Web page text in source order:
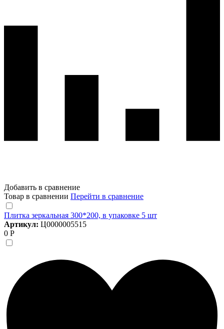
Добавить в сравнение
Товар в сравнении Перейти в сравнение
Плитка зеркальная 300*200, в упаковке 5 шт
Артикул: Ц0000005515
0 Р